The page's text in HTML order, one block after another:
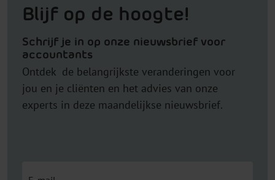
Blijf op de hoogte!
Schrijf je in op onze nieuwsbrief voor
accountants
Ontdek de belangrijkste veranderingen voor
jou en je cliënten en het advies van onze
experts in deze maandelijkse nieuwsbrief.